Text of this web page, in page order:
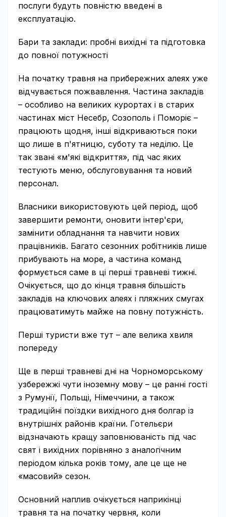
послуги будуть повністю введені в
експлуатацію.
Бари та заклади: пробні вихідні та підготовка
до повної потужності
На початку травня на прибережних алеях уже
відчувається пожвавлення. Частина закладів
– особливо на великих курортах і в старих
частинах міст Несебр, Созополь і Поморіє –
працюють щодня, інші відкриваються поки
що лише в п'ятницю, суботу та неділю. Це
так звані «м'які відкриття», під час яких
тестують меню, обслуговування та новий
персонал.
Власники використовують цей період, щоб
завершити ремонти, оновити інтер'єри,
замінити обладнання та навчити нових
працівників. Багато сезонних робітників лише
прибувають на море, а частина команд
формується саме в ці перші травневі тижні.
Очікується, що до кінця травня більшість
закладів на ключових алеях і пляжних смугах
працюватимуть майже на повну потужність.
Перші туристи вже тут – але велика хвиля
попереду
Ще в перші травневі дні на Чорноморському
узбережжі чути іноземну мову – це ранні гості
з Румунії, Польщі, Німеччини, а також
традиційні поїздки вихідного дня болгар із
внутрішніх районів країни. Готельєри
відзначають кращу заповнюваність під час
свят і вихідних порівняно з аналогічним
періодом кілька років тому, але це ще не
«масовий» сезон.
Основний наплив очікується наприкінці
травня та на початку червня, коли